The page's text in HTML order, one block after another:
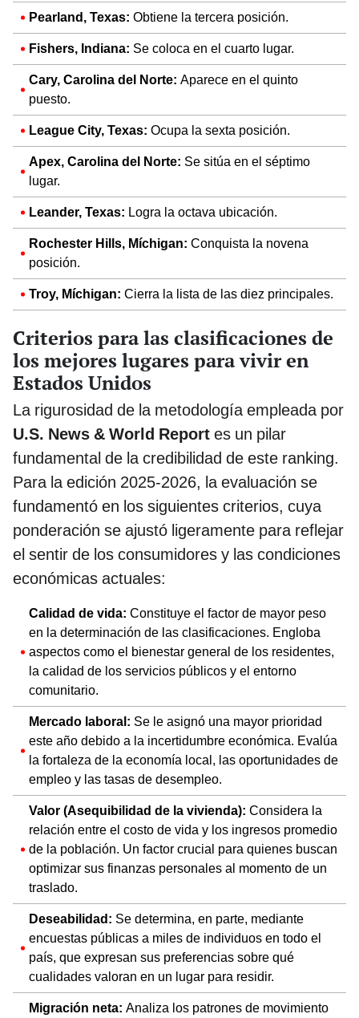
Pearland, Texas: Obtiene la tercera posición.
Fishers, Indiana: Se coloca en el cuarto lugar.
Cary, Carolina del Norte: Aparece en el quinto
puesto.
League City, Texas: Ocupa la sexta posición.
Apex, Carolina del Norte: Se sitúa en el séptimo
lugar.
Leander, Texas: Logra la octava ubicación.
Rochester Hills, Míchigan: Conquista la novena
posición.
Troy, Míchigan: Cierra la lista de las diez principales.
Criterios para las clasificaciones de
los mejores lugares para vivir en
Estados Unidos
La rigurosidad de la metodología empleada por
U.S. News & World Report es un pilar
fundamental de la credibilidad de este ranking.
Para la edición 2025-2026, la evaluación se
fundamentó en los siguientes criterios, cuya
ponderación se ajustó ligeramente para reflejar
el sentir de los consumidores y las condiciones
económicas actuales:
Calidad de vida: Constituye el factor de mayor peso
en la determinación de las clasificaciones. Engloba
aspectos como el bienestar general de los residentes,
la calidad de los servicios públicos y el entorno
comunitario.
Mercado laboral: Se le asignó una mayor prioridad
este año debido a la incertidumbre económica. Evalúa
la fortaleza de la economía local, las oportunidades de
empleo y las tasas de desempleo.
Valor (Asequibilidad de la vivienda): Considera la
relación entre el costo de vida y los ingresos promedio
de la población. Un factor crucial para quienes buscan
optimizar sus finanzas personales al momento de un
traslado.
Deseabilidad: Se determina, en parte, mediante
encuestas públicas a miles de individuos en todo el
país, que expresan sus preferencias sobre qué
cualidades valoran en un lugar para residir.
Migración neta: Analiza los patrones de movimiento